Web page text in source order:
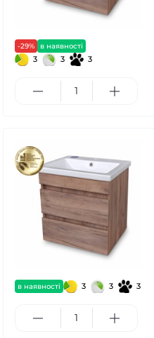
-29% в наявності
3 3 3
в наявності 3 3 3